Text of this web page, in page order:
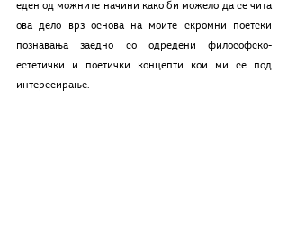
еден од можните начини како би можело да се чита
ова дело врз основа на моите скромни поетски
познавања заедно со одредени философско-
естетички и поетички концепти кои ми се под
интересирање.